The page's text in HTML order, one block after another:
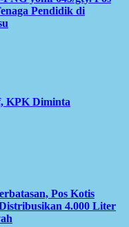
Pendidik di
KPK Diminta
Pos Kotis
4.000 Liter